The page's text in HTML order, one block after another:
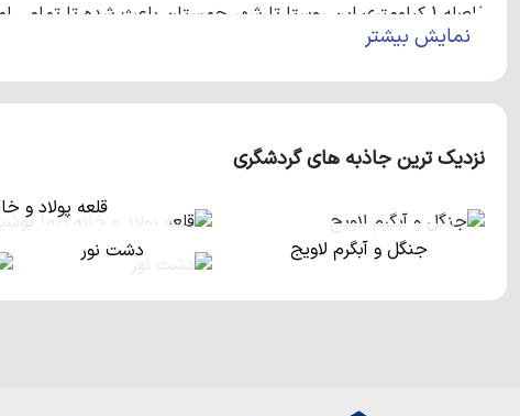
فاصله 1 کیلومتری این روستا تا شهر چمستان باعث شده تا تمامی امکانات رفاهی در دسترس باشد.
در سرشماری سال 95 جمعیت روستای نعمت آباد در 139 خانوار، چیزی در حدود 559 نفر برآورد شده است.
کند.
نزدیک ترین روستا ها به روستای زیبای نعمت آباد، روستا های
نمایش بیشتر
نزدیک ترین جاذبه های گردشگری
جنگل و آبگرم لاویج
قلعه پولاد و
دشت نور